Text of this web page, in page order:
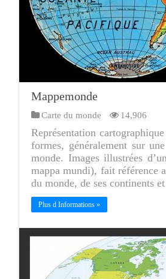
Mappemonde
Carte du monde 14,906
Représentation
formes, généralement sur
monde. Images illustrées
mappa mundi), fait référence
du monde, de ses continents
Plus d Informations »